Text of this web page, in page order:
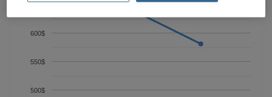
500$
550$
600$
650$